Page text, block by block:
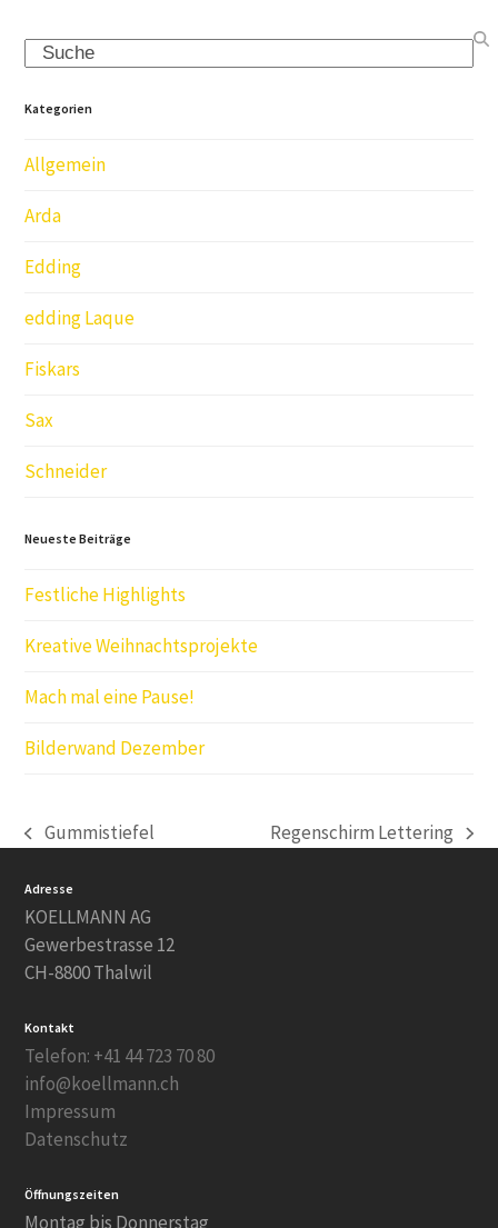
Search
Kategorien
Allgemein
Arda
Edding
edding Laque
Fiskars
Sax
Schneider
Neueste Beiträge
Festliche Highlights
Kreative Weihnachtsprojekte
Mach mal eine Pause!
Bilderwand Dezember
vorheriger
Gummistiefel
Nächster
Regenschirm Lettering
Adresse
KOELLMANN AG
Gewerbestrasse 12
CH-8800 Thalwil
Kontakt
Telefon: +41 44 723 70 80
info@koellmann.ch
Impressum
Datenschutz
Öffnungszeiten
Montag bis Donnerstag